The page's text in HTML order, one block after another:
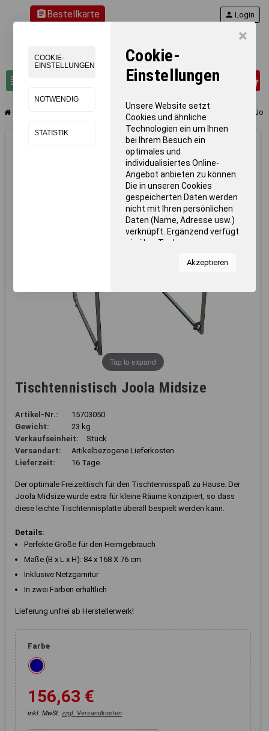
×
COOKIE-
EINSTELLUNGEN
NOTWENDIG
STATISTIK
Cookie-
Einstellungen
Unsere Website setzt
Cookies und ähnliche
Technologien ein um Ihnen
bei Ihrem Besuch ein
optimales und
individualisiertes Online-
Angebot anbieten zu können.
Die in unseren Cookies
gespeicherten Daten werden
nicht mit Ihren persönlichen
Daten (Name, Adresse usw.)
verknüpft. Ergänzend verfügt
sie über Tools von
Statistiken zur Nutzung
zum Anzeigen relevanter
Inhalte. Durch Klicken auf
"Alles erlauben" stimmen Sie
dem Einsatz von Cookies und
den vorgenannten Zwecken
zu. Durch Klicken auf
„Einstellungen“ können Sie
eine individuelle Auswahl
insbesondere zu
erhalten Sie in unserer
Datenschutzerklärung.
Registerkarten auf der linken
Seite alle Ihre Cookie-
Einstellungen anzupassen.
Akzeptieren
assignmentBestellkarte
view_headline search
person Login
Tischtennisplatten chevron_right Tischtennistisch
Tap to expand
Tischtennistisch Joola Midsize
Artikel-Nr.:
15703050
Gewicht:
23 kg
Verkaufseinheit:
Stück
Versandart:
Artikelbezogene Lieferkosten
Lieferzeit:
16 Tage
Der optimale Freizeittisch für den Tischtennisspaß zu Hause. Der
Joola Midsize wurde extra für kleine Räume konzipiert, so dass
diese leichte Tischtennisplatte überall bespielt werden kann.
Details:
Perfekte Größe für den Heimgebrauch
Maße (B x L x H): 84 x 168 X 76 cm
Inklusive Netzgarnitur
In zwei Farben erhältlich
Lieferung unfrei ab Herstellerwerk!
Farbe
156,63 €
inkl. MwSt. zzgl. Versandkosten